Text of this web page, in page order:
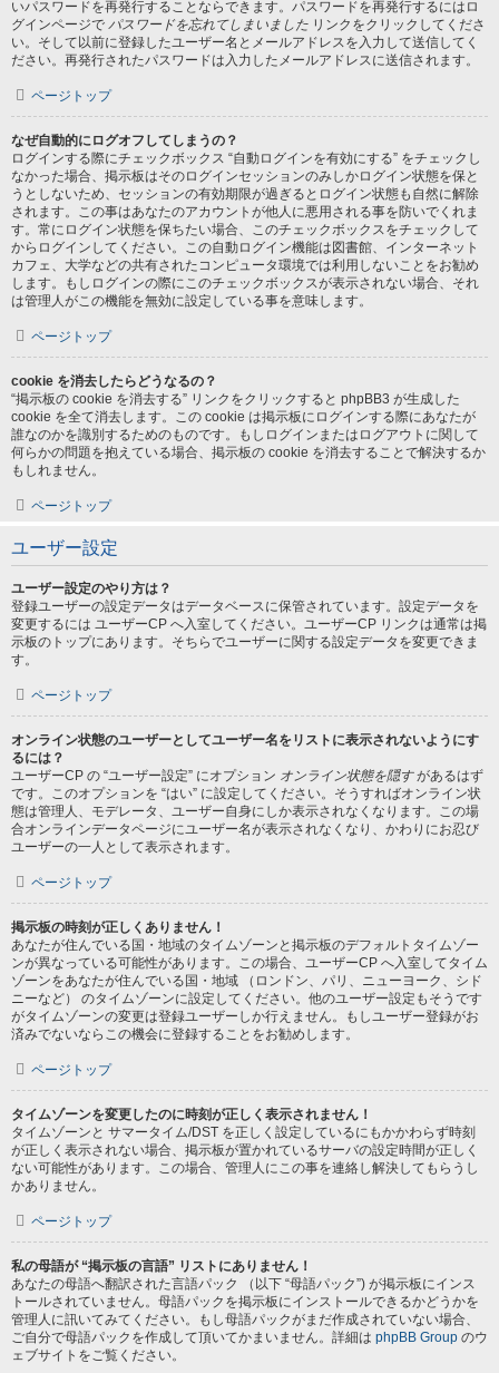
いパスワードを再発行することならできます。パスワードを再発行するにはロ
グインページで パスワードを忘れてしまいました リンクをクリックしてくださ
い。そして以前に登録したユーザー名とメールアドレスを入力して送信してく
ださい。再発行されたパスワードは入力したメールアドレスに送信されます。
ページトップ
なぜ自動的にログオフしてしまうの？
ログインする際にチェックボックス “自動ログインを有効にする” をチェックし
なかった場合、掲示板はそのログインセッションのみしかログイン状態を保と
うとしないため、セッションの有効期限が過ぎるとログイン状態も自然に解除
されます。この事はあなたのアカウントが他人に悪用される事を防いでくれま
す。常にログイン状態を保ちたい場合、このチェックボックスをチェックして
からログインしてください。この自動ログイン機能は図書館、インターネット
カフェ、大学などの共有されたコンピュータ環境では利用しないことをお勧め
します。もしログインの際にこのチェックボックスが表示されない場合、それ
は管理人がこの機能を無効に設定している事を意味します。
ページトップ
cookie を消去したらどうなるの？
“掲示板の cookie を消去する” リンクをクリックすると phpBB3 が生成した
cookie を全て消去します。この cookie は掲示板にログインする際にあなたが
誰なのかを識別するためのものです。もしログインまたはログアウトに関して
何らかの問題を抱えている場合、掲示板の cookie を消去することで解決するか
もしれません。
ページトップ
ユーザー設定
ユーザー設定のやり方は？
登録ユーザーの設定データはデータベースに保管されています。設定データを
変更するには ユーザーCP へ入室してください。ユーザーCP リンクは通常は掲
示板のトップにあります。そちらでユーザーに関する設定データを変更できま
す。
ページトップ
オンライン状態のユーザーとしてユーザー名をリストに表示されないようにす
るには？
ユーザーCP の “ユーザー設定” にオプション オンライン状態を隠すがあるはず
です。このオプションを “はい” に設定してください。そうすればオンライン状
態は管理人、モデレータ、ユーザー自身にしか表示されなくなります。この場
合オンラインデータページにユーザー名が表示されなくなり、かわりにお忍び
ユーザーの一人として表示されます。
ページトップ
掲示板の時刻が正しくありません！
あなたが住んでいる国・地域のタイムゾーンと掲示板のデフォルトタイムゾー
ンが異なっている可能性があります。この場合、ユーザーCP へ入室してタイム
ゾーンをあなたが住んでいる国・地域 （ロンドン、パリ、ニューヨーク、シド
ニーなど） のタイムゾーンに設定してください。他のユーザー設定もそうです
がタイムゾーンの変更は登録ユーザーしか行えません。もしユーザー登録がお
済みでないならこの機会に登録することをお勧めします。
ページトップ
タイムゾーンを変更したのに時刻が正しく表示されません！
タイムゾーンと サマータイム/DST を正しく設定しているにもかかわらず時刻
が正しく表示されない場合、掲示板が置かれているサーバの設定時間が正しく
ない可能性があります。この場合、管理人にこの事を連絡し解決してもらうし
かありません。
ページトップ
私の母語が “掲示板の言語” リストにありません！
あなたの母語へ翻訳された言語パック （以下 “母語パック”) が掲示板にインス
トールされていません。母語パックを掲示板にインストールできるかどうかを
管理人に訊いてみてください。もし母語パックがまだ作成されていない場合、
ご自分で母語パックを作成して頂いてかまいません。詳細は phpBB Group のウ
ェブサイトをご覧ください。